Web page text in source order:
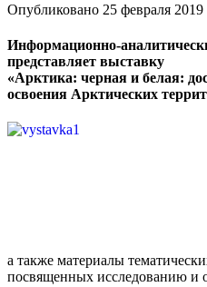
Опубликовано 25 февраля 2019
Информационно-
представляет выставку
«Арктика: черная и белая:
освоения Арктических
а также материалы
посвященных исследованию и